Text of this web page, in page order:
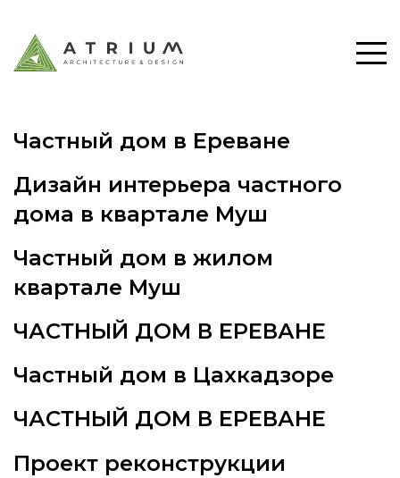
Частный дом в Ереване
Дизайн интерьера частного
дома в квартале Муш
Частный дом в жилом
квартале Муш
ЧАСТНЫЙ ДОМ В ЕРЕВАНЕ
Частный дом в Цахкадзоре
ЧАСТНЫЙ ДОМ В ЕРЕВАНЕ
Проект реконструкции